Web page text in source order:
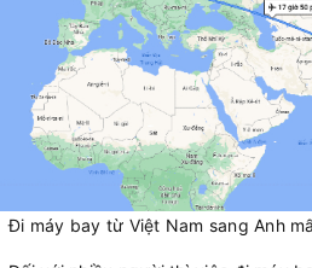
Đi máy bay từ Việt Nam sang Anh